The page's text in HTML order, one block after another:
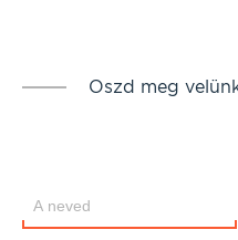
Oszd meg